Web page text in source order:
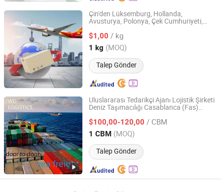
Çin'den Lüksemburg, Hollanda,
Avusturya, Polonya, Çek Cumhuriyeti,
taşımacılığı, deniz taşımacılığı ve DDP
$1,00 / kg
1 kg (MOQ)
Talep Gönder
NH International Logistics Co.Ltd
Guangdong, China Fiyat 2025
Uluslararası Tedarikçi Ajanı Lojistik Şirketi
Deniz Taşımacılığı Casablanca (Fas)
$100,00-120,00 / CBM
1 CBM (MOQ)
Talep Gönder
Shenzhen Woda Supply Chain Co., Ltd
Guangdong, China Fiyat 2023